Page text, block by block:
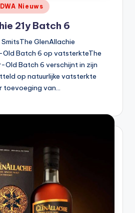
Nieuws
21y Batch 6
GlenAllachie
Batch 6 op vatsterkteThe
Old Batch 6 verschijnt in zijn
op natuurlijke vatsterkte
toevoeging van…